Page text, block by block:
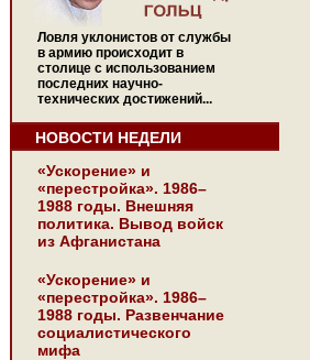
Ловля уклонистов от службы
в армию происходит в
столице с использованием
последних научно-
технических достижений...
НОВОСТИ НЕДЕЛИ
«Ускорение» и
«перестройка». 1986–
1988 годы. Внешняя
политика. Вывод войск
из Афганистана
«Ускорение» и
«перестройка». 1986–
1988 годы. Развенчание
социалистического
мифа